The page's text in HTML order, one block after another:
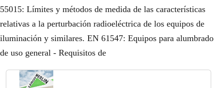
55015: Límites y métodos de medida de las características
relativas a la perturbación radioeléctrica de los equipos de
iluminación y similares. EN 61547: Equipos para alumbrado
de uso general - Requisitos de